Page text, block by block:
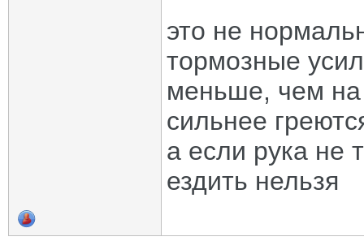
это не
тормозные
меньше, чем
сильнее
а если рука не
ездить нельзя